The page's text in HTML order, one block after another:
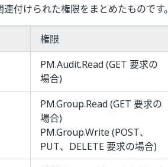
付けられた権限をまとめたものです。
権限
PM.Audit.Read (GET 要求の
場合)
PM.Group.Read (GET 要求の
場合)
PM.Group.Write (POST、
PUT、DELETE 要求の場合)